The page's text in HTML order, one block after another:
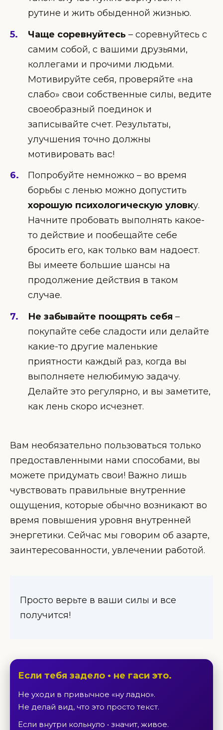
рутине и жить обыденной жизнью.
Чаще соревнуйтесь – соревнуйтесь с
самим собой, с вашими друзьями,
коллегами и прочими людьми.
Мотивируйте себя, проверяйте «на
слабо» свои собственные силы, ведите
своеобразный поединок и
записывайте счет. Результаты,
улучшения точно должны
мотивировать вас!
Попробуйте немножко – во время
борьбы с ленью можно допустить
хорошую психологическую уловку.
Начните пробовать выполнять какое-
то действие и пообещайте себе
бросить его, как только вам надоест.
Вы имеете большие шансы на
продолжение действия в таком
случае.
Не забывайте поощрять себя –
покупайте себе сладости или делайте
какие-то другие маленькие
приятности каждый раз, когда вы
выполняете нелюбимую задачу.
Делайте это регулярно, и вы заметите,
как лень скоро исчезнет.
Вам необязательно пользоваться только
предоставленными нами способами, вы
можете придумать свои! Важно лишь
чувствовать правильные внутренние
ощущения, которые обычно возникают во
время повышения уровня внутренней
энергетики. Сейчас мы говорим об азарте,
заинтересованности, увлечении работой.
Просто верьте в ваши силы и все
получится!
Если тебя задело • не гаси это.
Не уходи в привычное «ну ладно».
Не делай вид, что это просто текст.
Если внутри кольнуло • значит, живое.